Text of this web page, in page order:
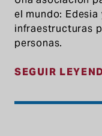
el mundo: Edesia
infraestructuras
personas.
SEGUIR